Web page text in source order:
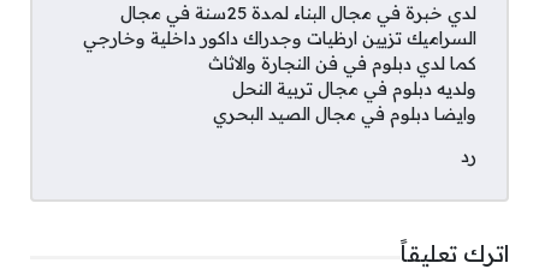
لدي خبرة في مجال البناء لمدة 25سنة في مجال
السراميك تزيين ارظيات وجدراك داكور داخلية وخارجي
كما لدي دبلوم في فن النجارة والاثاث
ولديه دبلوم في مجال تربية النحل
وايضا دبلوم في مجال الصيد البحري
رد
اترك تعليقاً